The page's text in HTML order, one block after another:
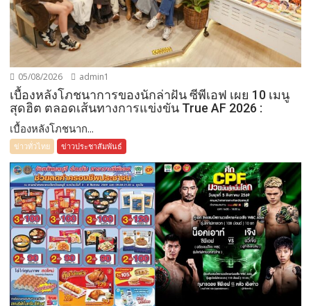
05/08/2026 admin1
เบื้องหลังโภชนาการของนักล่าฝัน ซีพีเอฟ เผย 10 เมนู
สุดฮิต ตลอดเส้นทางการแข่งขัน True AF 2026 :
เบื้องหลังโภชนาก...
ข่าวทั่วไทย ข่าวประชาสัมพันธ์